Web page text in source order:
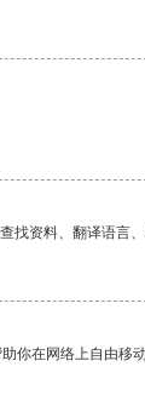
找资料、翻译语言、
你在网络上自由移动